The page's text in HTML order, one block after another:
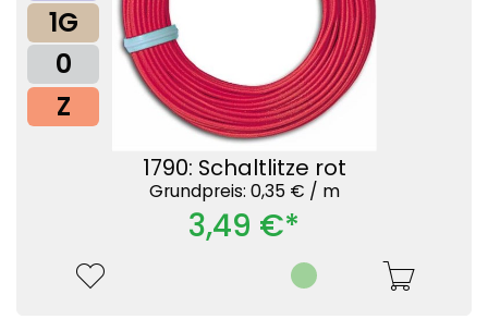
1G
0
Z
1790: Schaltlitze rot
Grundpreis: 0,35 € / m
3,49 €*